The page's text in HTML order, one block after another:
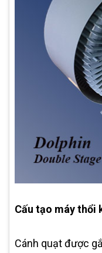
Cấu tạo máy thổi
Cánh quạt được